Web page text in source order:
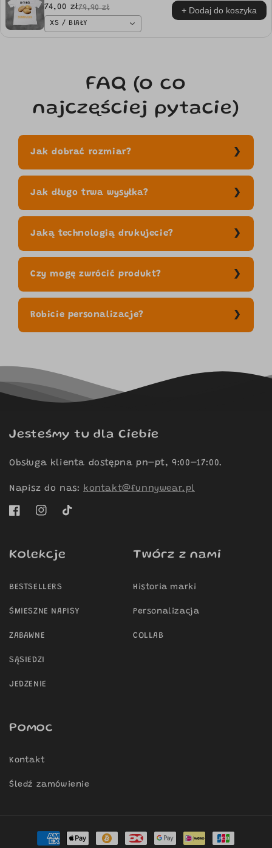
Oh Ty Mój Ziemniaczku
idealna na PREZENT
74,00 zł79,90 zł
XS / BIAŁY
+ Dodaj do koszyka
FAQ (o co
najczęściej pytacie)
Jak dobrać rozmiar?
Jak długo trwa wysyłka?
Jaką technologią drukujecie?
Czy mogę zwrócić produkt?
Robicie personalizacje?
Jesteśmy tu dla Ciebie
Obsługa klienta dostępna pn–pt, 9:00–17:00.
Napisz do nas: kontakt@funnywear.pl
FacebookInstagram
TikTok
Kolekcje
BESTSELLERS
ŚMIESZNE NAPISY
ZABAWNE
SĄSIEDZI
JEDZENIE
Twórz z nami
Historia marki
Personalizacja
COLLAB
Pomoc
Kontakt
Śledź zamówienie
Metody